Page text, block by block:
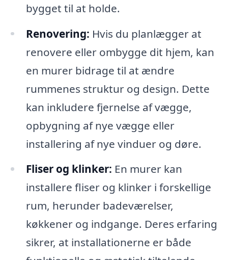
bygget til at holde.
Renovering: Hvis du planlægger at
renovere eller ombygge dit hjem, kan
en murer bidrage til at ændre
rummenes struktur og design. Dette
kan inkludere fjernelse af vægge,
opbygning af nye vægge eller
installering af nye vinduer og døre.
Fliser og klinker: En murer kan
installere fliser og klinker i forskellige
rum, herunder badeværelser,
køkkener og indgange. Deres erfaring
sikrer, at installationerne er både